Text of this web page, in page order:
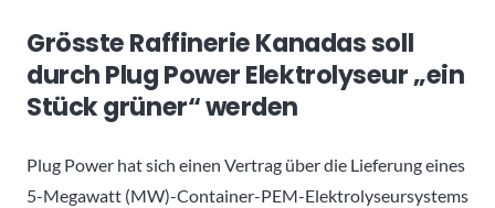
Grösste Raffinerie Kanadas soll
durch Plug Power Elektrolyseur „ein
Stück grüner“ werden
Plug Power hat sich einen Vertrag über die Lieferung eines
5-Megawatt (MW)-Container-PEM-Elektrolyseursystems